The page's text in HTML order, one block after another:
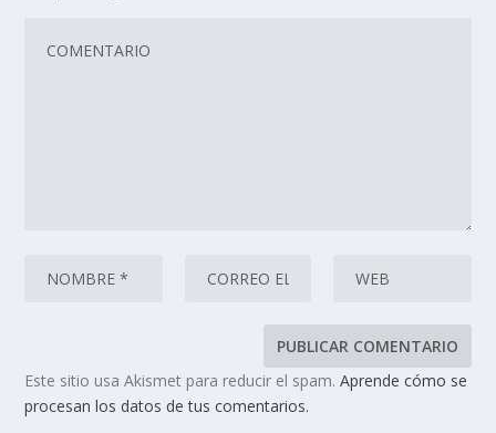
Este sitio usa Akismet para reducir el spam.Aprende cómo se
procesan los datos de tus comentarios.